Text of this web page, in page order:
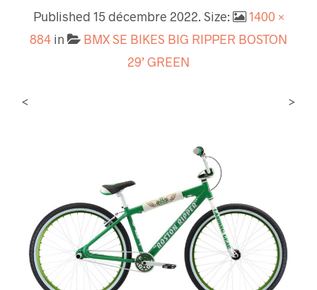
Published 15 décembre 2022. Size:
1400 ×
884 in
BMX SE BIKES BIG RIPPER BOSTON
29’ GREEN
< >